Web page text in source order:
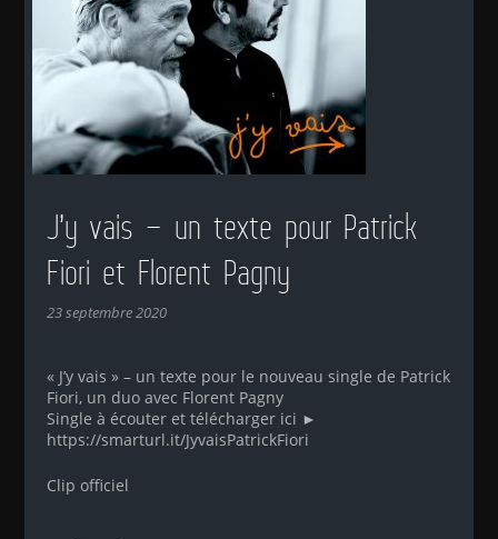
J’y vais – un texte pour Patrick
Fiori et Florent Pagny
23 septembre 2020
« J’y vais » – un texte pour le nouveau single de Patrick
Fiori, un duo avec Florent Pagny
Single à écouter et télécharger ici ►
https://smarturl.it/JyvaisPatrickFiori
Clip officiel